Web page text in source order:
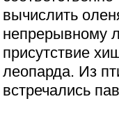
вычислить
непрерывному
присутствие
леопарда. Из
встречались